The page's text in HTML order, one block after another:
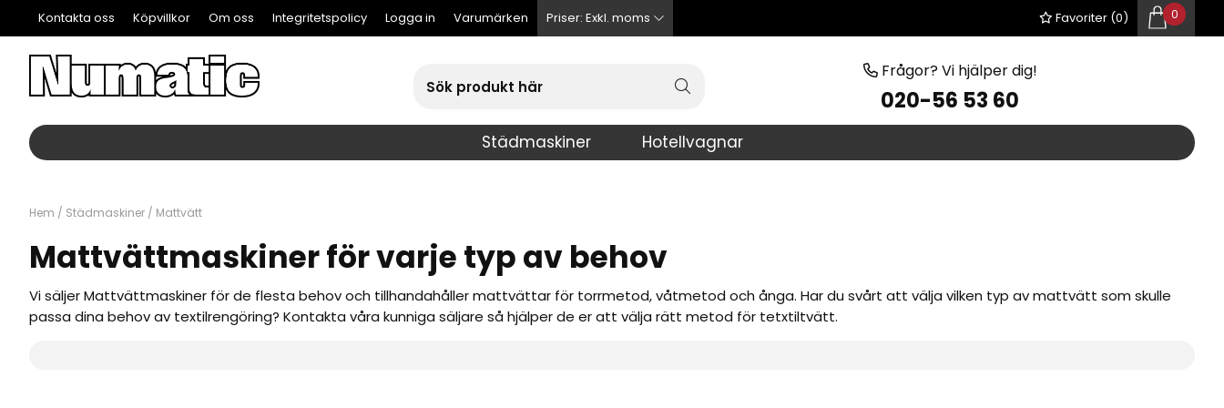
Kontakta oss Köpvillkor Om oss Integritetspolicy Logga in Varumärken Priser: Exkl. moms 0
Favoriter (0)
Frågor? Vi hjälper dig!
020-56 53 60
Städmaskiner Hotellvagnar
Hem / Städmaskiner / Mattvätt
Mattvättmaskiner för varje typ av behov
Vi säljer Mattvättmaskiner för de flesta behov och tillhandahåller mattvättar för torrmetod, våtmetod och ånga. Har du svårt att välja vilken typ av mattvätt som skulle
passa dina behov av textilrengöring? Kontakta våra kunniga säljare så hjälper de er att välja rätt metod för tetxtiltvätt.